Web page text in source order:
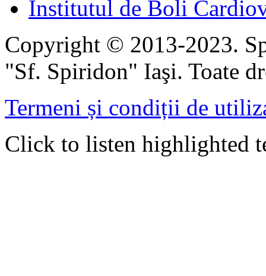
Institutul de Boli
Copyright © 2013-2023.
"Sf. Spiridon" Iaşi. Toate
Termeni și condiții de
Click to listen highlighted